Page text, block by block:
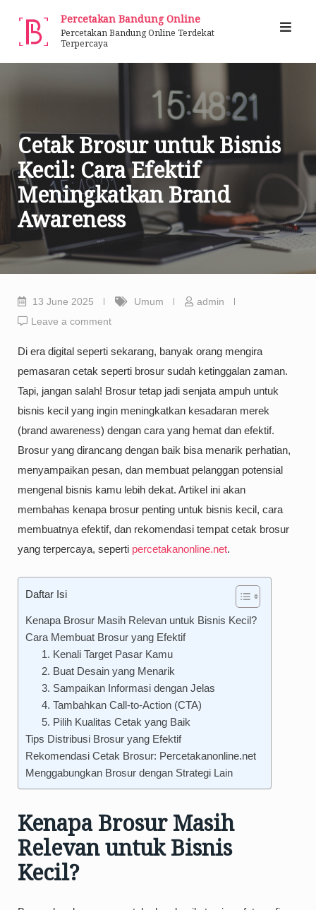
content
Percetakan Bandung Online
Percetakan Bandung Online Terdekat
Terpercaya
Cetak Brosur untuk Bisnis
Kecil: Cara Efektif
Meningkatkan Brand
Awareness
13 June 2025 Umum
admin
Leave a comment
Di era digital seperti sekarang, banyak orang mengira
pemasaran cetak seperti brosur sudah ketinggalan zaman.
Tapi, jangan salah! Brosur tetap jadi senjata ampuh untuk
bisnis kecil yang ingin meningkatkan kesadaran merek
(brand awareness) dengan cara yang hemat dan efektif.
Brosur yang dirancang dengan baik bisa menarik perhatian,
menyampaikan pesan, dan membuat pelanggan potensial
mengenal bisnis kamu lebih dekat. Artikel ini akan
membahas kenapa brosur penting untuk bisnis kecil, cara
membuatnya efektif, dan rekomendasi tempat cetak brosur
yang terpercaya, seperti percetakanonline.net.
Daftar Isi
Kenapa Brosur Masih Relevan untuk Bisnis Kecil?
Cara Membuat Brosur yang Efektif
1. Kenali Target Pasar Kamu
2. Buat Desain yang Menarik
3. Sampaikan Informasi dengan Jelas
4. Tambahkan Call-to-Action (CTA)
5. Pilih Kualitas Cetak yang Baik
Tips Distribusi Brosur yang Efektif
Rekomendasi Cetak Brosur: Percetakanonline.net
Menggabungkan Brosur dengan Strategi Lain
Kenapa Brosur Masih
Relevan untuk Bisnis
Kecil?